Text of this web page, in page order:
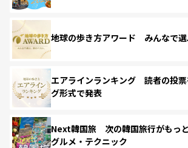
地球の歩き方アワード みんなで選
エアラインランキング 読者の投
グ形式で発表
Next韓国旅 次の韓国旅行がもっ
グルメ・テクニック